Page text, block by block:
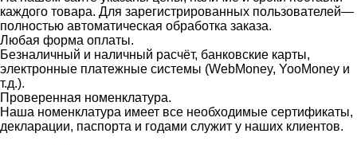
каждого товара. Для зарегистрированных пользователей—
полностью автоматическая обработка заказа.
Любая форма оплаты.
Безналичный и наличный расчёт, банковские карты,
электронные платежные системы (WebMoney, YooMoney и
т.д.).
Проверенная номенклатура.
Наша номенклатура имеет все необходимые сертификаты,
декларации, паспорта и годами служит у наших клиентов.